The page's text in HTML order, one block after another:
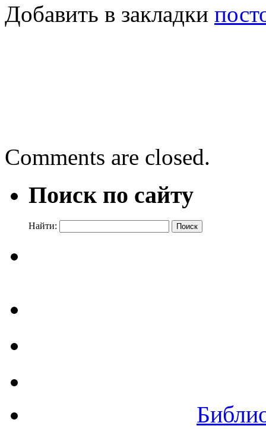
Добавить в закладки
Comments are closed.
Поиск по сайту
Найти: